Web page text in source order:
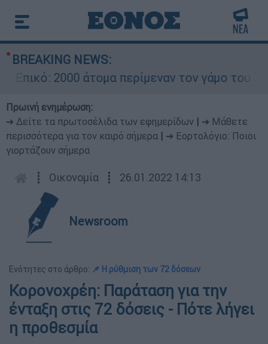
BREAKING NEWS:
2000 άτομα περίμεναν τον γάμο του
Πρωινή ενημέρωση:
➔ Δείτε τα πρωτοσέλιδα των εφημερίδων
➔ Μάθετε
περισσότερα για τον καιρό σήμερα
➔ Εορτολόγιο: Ποιοι
γιορτάζουν σήμερα
┋ Οικονομία ┋ 26.01.2022 14:13
Newsroom
Ενότητες στο άρθρο: 📌 Η ρύθμιση των 72 δόσεων
Κορονοχρέη: Παράταση για την
ένταξη στις 72 δόσεις - Πότε λήγει
η προθεσμία